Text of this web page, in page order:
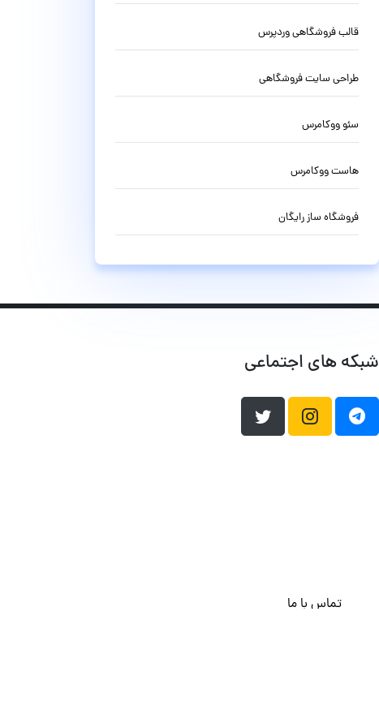
قالب فروشگاهی وردپرس
طراحی سایت فروشگاهی
سئو ووکامرس
هاست ووکامرس
فروشگاه ساز رایگان
شبکه های اجتماعی
تماس با ما